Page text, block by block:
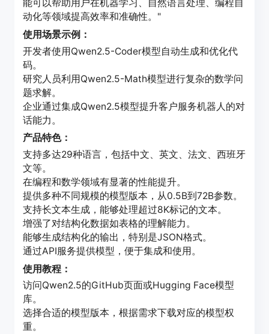
能可以帮助用户在机器学习、自然语言处理、编程自
动化等领域提高效率和准确性。"
使用场景示例：
开发者使用Qwen2.5-Coder模型自动生成和优化代
码。
研究人员利用Qwen2.5-Math模型进行复杂的数学问
题求解。
企业通过集成Qwen2.5模型提升客户服务机器人的对
话能力。
产品特色：
支持多达29种语言，包括中文、英文、法文、西班牙
文等。
在编程和数学领域有显著的性能提升。
提供多种不同规模的模型版本，从0.5B到72B参数。
支持长文本生成，能够处理超过8K标记的文本。
增强了对结构化数据如表格的理解能力。
能够生成结构化的输出，特别是JSON格式。
通过API服务提供模型，便于集成和使用。
使用教程：
访问Qwen2.5的GitHub页面或Hugging Face模型
库。
选择合适的模型版本，根据需求下载对应的模型权
重。